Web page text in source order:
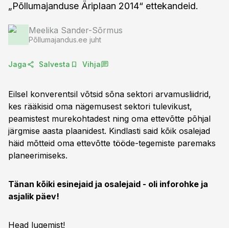
„Põllumajanduse Äriplaan 2014“ ettekandeid.
Meelika Sander-Sõrmus
Põllumajandus.ee juht
Jaga Salvesta Vihja
Eilsel konverentsil võtsid sõna sektori arvamusliidrid,
kes rääkisid oma nägemusest sektori tulevikust,
peamistest murekohtadest ning oma ettevõtte põhjal
järgmise aasta plaanidest. Kindlasti said kõik osalejad
häid mõtteid oma ettevõtte tööde-tegemiste paremaks
planeerimiseks.
Tänan kõiki esinejaid ja osalejaid - oli inforohke ja
asjalik päev!
Head lugemist!